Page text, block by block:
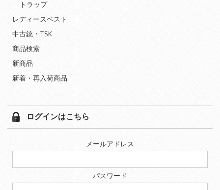
トラップ
レディースベスト
中古銃・TSK
商品検索
新商品
新着・再入荷商品
ログインはこちら
メールアドレス
パスワード